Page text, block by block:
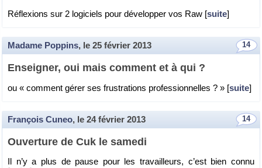
Ré­flexions sur 2 lo­gi­ciels pour dé­ve­lop­per vos Raw [suite]
14
Madame Poppins, le 25 février 2013
En­sei­gner, oui mais com­ment et à qui ?
ou « com­ment gérer ses frus­tra­tions pro­fes­sion­nelles ? » [suite]
14
François Cuneo, le 24 février 2013
Ou­ver­ture de Cuk le sa­medi
Il n’y a plus de pause pour les tra­vailleurs, c’est bien connu